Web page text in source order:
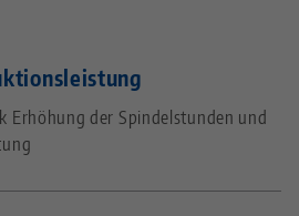
Erhöhung der Spindelstunden und